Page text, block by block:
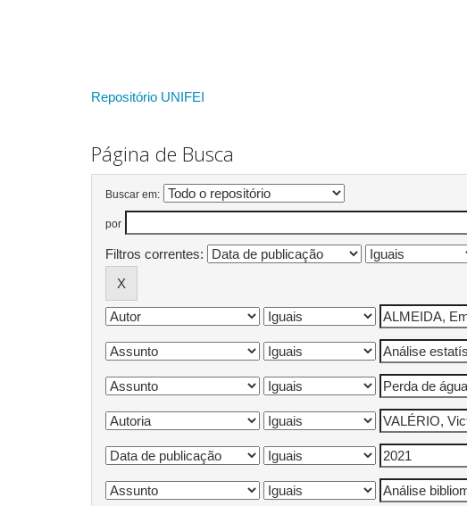
Repositório UNIFEI
Página de Busca
Buscar em:
por
Filtros correntes: